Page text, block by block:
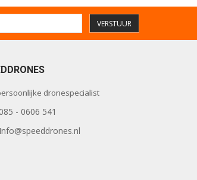
VERSTUUR
dronespecialist
- 0606 541
Info@speeddrones.nl